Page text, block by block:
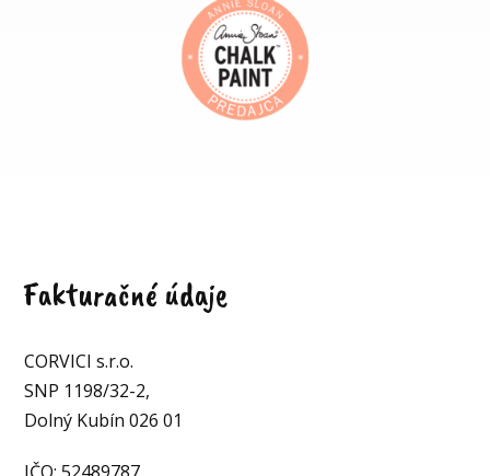
Fakturačné údaje
CORVICI s.r.o.
SNP 1198/32-2,
Dolný Kubín 026 01